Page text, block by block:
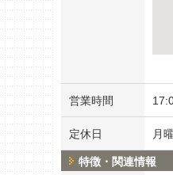
営業時間
定休日 月
特徴・関連情報